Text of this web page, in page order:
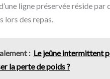
ligne préservée réside
lors des repas.
: Le jeûne intermittent
la perte de poids ?